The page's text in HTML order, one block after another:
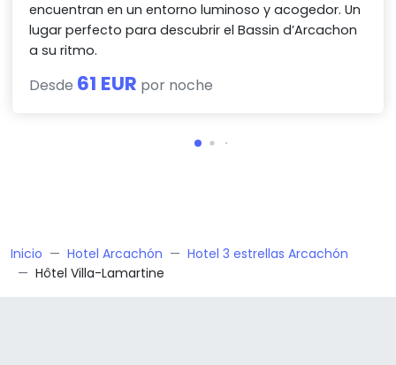
encuentran en un entorno luminoso y acogedor. Un
lugar perfecto para descubrir el Bassin d’Arcachon
a su ritmo.
Desde 61 EUR por noche
Inicio Hotel Arcachón
Hotel 3 estrellas Arcachón
Hôtel Villa-Lamartine